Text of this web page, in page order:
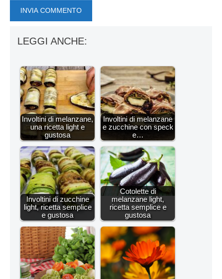
LEGGI ANCHE:
Involtini di melanzane,
una ricetta light e
gustosa
Involtini di melanzane
e zucchine con speck
e…
Involtini di zucchine
light, ricetta semplice
e gustosa
Cotolette di
melanzane light,
ricetta semplice e
gustosa